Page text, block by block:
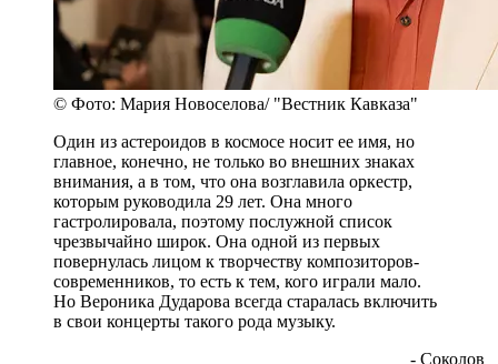
© Фото: Мария Новоселова/ "Вестник Кавказа"
Один из астероидов в космосе носит ее имя, но
главное, конечно, не только во внешних знаках
внимания, а в том, что она возглавила оркестр,
которым руководила 29 лет. Она много
гастролировала, поэтому послужной список
чрезвычайно широк. Она одной из первых
повернулась лицом к творчеству композиторов-
современников, то есть к тем, кого играли мало.
Но Вероника Дударова всегда старалась включить
в свои концерты такого рода музыку.
- Соколов